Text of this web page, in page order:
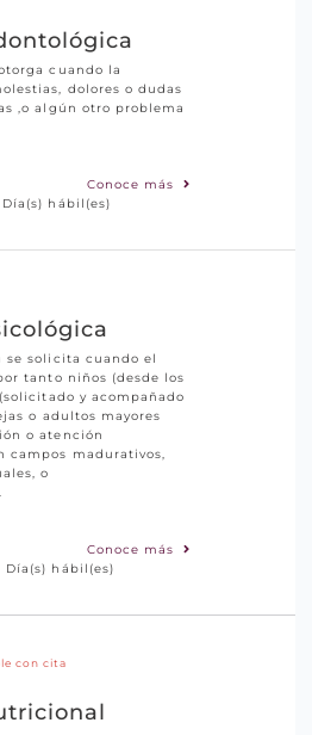
cuando la
dolores o dudas
,o algún otro problema
Conoce más
hábil(es)
se solicita cuando el
tanto niños (desde los
y acompañado
o adultos mayores
o atención
campos madurativos,
o
Conoce más
hábil(es)
con cita